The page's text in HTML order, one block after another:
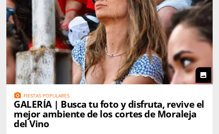
photo
photo_camera FIESTAS POPULARES
GALERÍA | Busca tu foto y disfruta, revive el
mejor ambiente de los cortes de Moraleja
del Vino